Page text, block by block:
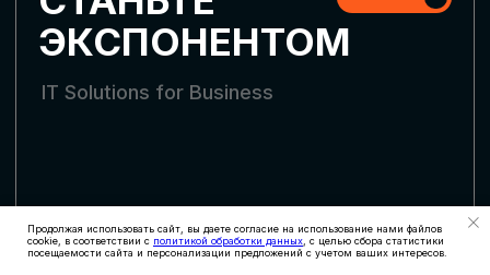
Продолжая использовать сайт, вы даете согласие на использование нами файлов
cookie, в соответствии с политикой обработки данных , с целью сбора статистики
посещаемости сайта и персонализации предложений с учетом ваших интересов.